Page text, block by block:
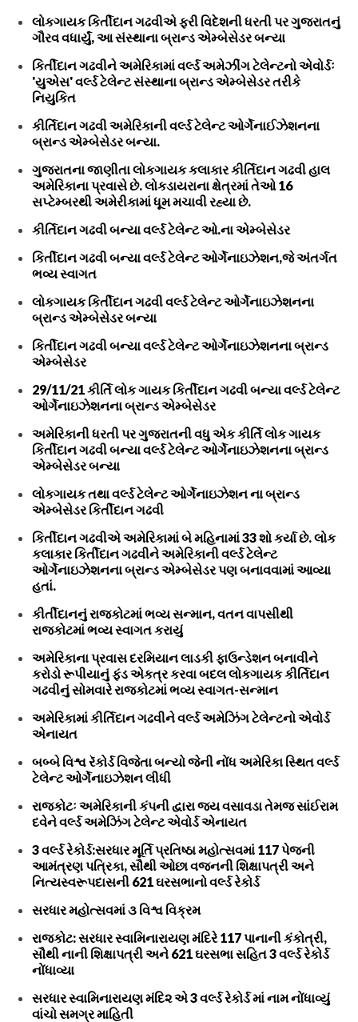
લોકગાયક કિર્તીદાન ગઢવીએ ફરી વિદેશની ધરતી પર ગુજરાતનું
ગૌરવ વધાર્યું, આ સંસ્થાના બ્રાન્ડ એમ્બેસેડર બન્યા
કિર્તીદાન ગઢવીને અમેરિકામાં વર્લ્ડ અમેઝીંગ ટેલેન્ટનો એવોર્ડઃ
'યુએસ' વર્લ્ડ ટેલેન્ટ સંસ્થાના બ્રાન્ડ એમ્બેસેડર તરીકે
નિયુકિત
કીર્તિદાન ગઢવી અમેરિકાની વર્લ્ડ ટેલેન્ટ ઓર્ગેનાઈઝેશનના
બ્રાન્ડ એમ્બેસેડર બન્યા.
ગુજરાતના જાણીતા લોકગાયક કલાકાર કીર્તિદાન ગઢવી હાલ
અમેરિકાના પ્રવાસે છે. લોકડાયરાના ક્ષેત્રમાં તેઓ 16
સપ્ટેમ્બરથી અમેરીકામાં ધૂમ મચાવી રહ્યા છે.
કીર્તિદાન ગઢવી બન્યા વર્લ્ડ ટેલેન્ટ ઓ.ના એમ્બેસેડર
કિર્તીદાન ગઢવી બન્યા વર્લ્ડ ટેલેન્ટ ઓર્ગેનાઇઝેશન,જે અંતર્ગત
ભવ્ય સ્વાગત
લોકગાયક કિર્તીદાન ગઢવી વર્લ્ડ ટેલેન્ટ ઓર્ગેનાઇઝેશનના
બ્રાન્ડ એમ્બેસેડર બન્યા
કિર્તીદાન ગઢવી બન્યા વર્લ્ડ ટેલેન્ટ ઓર્ગેનાઇઝેશનના બ્રાન્ડ
એમ્બેસેડર
29/11/21 કીર્તિ લોક ગાયક કિર્તીદાન ગઢવી બન્યા વર્લ્ડ ટેલેન્ટ
ઓર્ગેનાઇઝેશનના બ્રાન્ડ એમ્બેસેડર
અમેરિકાની ધરતી પર ગુજરાતની વધુ એક કીર્તિ લોક ગાયક
કિર્તીદાન ગઢવી બન્યા વર્લ્ડ ટેલેન્ટ ઓર્ગેનાઇઝેશનના બ્રાન્ડ
એમ્બેસેડર બન્યા
લોકગાયક તથા વર્લ્ડ ટેલેન્ટ ઓર્ગેનાઇઝેશન ના બ્રાન્ડ
એમ્બેસેડર કિર્તીદાન ગઢવી
કિર્તીદાન ગઢવીએ અમેરિકામાં બે મહિનામાં 33 શો કર્યા છે. લોક
કલાકાર કિર્તીદાન ગઢવીને અમેરિકાની વર્લ્ડ ટેલેન્ટ
ઓર્ગેનાઇઝેશનના બ્રાન્ડ એમ્બેસેડર પણ બનાવવામાં આવ્યા
હતાં.
કીર્તીદાનનું રાજકોટમાં ભવ્ય સન્માન, વતન વાપસીથી
રાજકોટમાં ભવ્ય સ્વાગત કરાયું
અમેરિકાના પ્રવાસ દરમિયાન લાડકી ફાઉન્ડેશન બનાવીને
કરોડો રૂપીયાનું ફંડ એકત્ર કરવા બદલ લોકગાયક કીર્તિદાન
ગઢવીનું સોમવારે રાજકોટમાં ભવ્ય સ્વાગત-સન્માન
અમેરિકામાં કીર્તિદાન ગઢવીને વર્લ્ડ અમેઝિંગ ટેલેન્ટનો એવોર્ડ
એનાયત
બબ્બે વિશ્વ રૅકોર્ડ વિજેતા બન્યો જેની નોંધ અમેરિકા સ્થિત વર્લ્ડ
ટેલેન્ટ ઓર્ગેનાઇઝેશન લીધી
રાજકોટઃ અમેરિકાની કંપની દ્વારા જય વસાવડા તેમજ સાંઈરામ
દવેને વર્લ્ડ અમેઝિંગ ટેલેન્ટ એવોર્ડ એનાયત
3 વર્લ્ડ રેકોર્ડ:સરધાર મૂર્તિ પ્રતિષ્ઠા મહોત્સવમાં 117 પેજની
આમંત્રણ પત્રિકા, સૌથી ઓછા વજનની શિક્ષાપત્રી અને
નિત્યસ્વરૂપદાસની 621 ઘરસભાનો વર્લ્ડ રેકોર્ડ
સરધાર મહોત્સવમાં ૩ વિશ્વ વિક્રમ
રાજકોટ: સરધાર સ્વામિનારાયણ મંદિરે 117 પાનાની કંકોત્રી,
સૌથી નાની શિક્ષાપત્રી અને 621 ઘરસભા સહિત 3 વર્લ્ડ રેકોર્ડ
નોંધાવ્યા
સરધાર સ્વામિનારાયણ મંદિ૨ એ 3 વર્લ્ડ રેકોર્ડ માં નામ નોંધાવ્યું
વાંચો સમગ્ર માહિતી